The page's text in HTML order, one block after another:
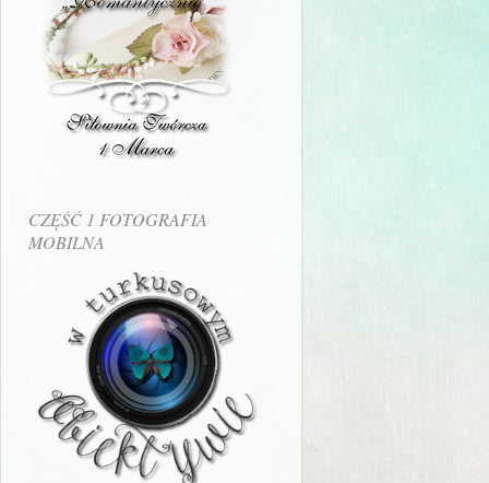
CZĘŚĆ 1 FOTOGRAFIA
MOBILNA